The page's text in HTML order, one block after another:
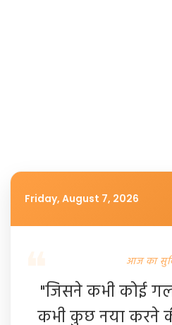
Friday, August 7, 2026
आज का
"जिसने कभी कोई
कभी कुछ नया करने